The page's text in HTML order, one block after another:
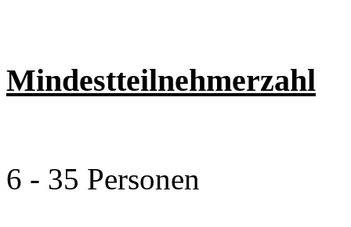
Mindestteilnehmerzahl
6 - 35 Personen